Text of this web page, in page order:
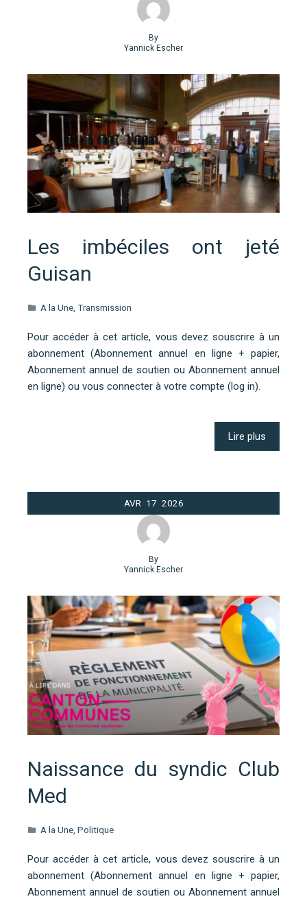
By
Yannick Escher
Les imbéciles ont jeté
Guisan
A la Une, Transmission
Pour accéder à cet article, vous devez souscrire à un
abonnement (Abonnement annuel en ligne + papier,
Abonnement annuel de soutien ou Abonnement annuel
en ligne) ou vous connecter à votre compte (log in).
Lire plus
AVR 17 2026
By
Yannick Escher
Naissance du syndic Club
Med
A la Une Politique
Pour accéder à cet article, vous devez souscrire à un
abonnement (Abonnement annuel en ligne + papier,
Abonnement annuel de soutien ou Abonnement annuel